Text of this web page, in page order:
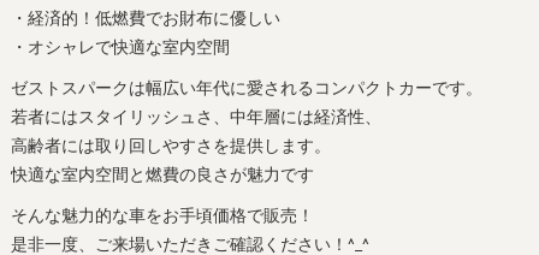
・経済的！低燃費でお財布に優しい
・オシャレで快適な室内空間
ゼストスパークは幅広い年代に愛されるコンパクトカーです。
若者にはスタイリッシュさ、中年層には経済性、
高齢者には取り回しやすさを提供します。
快適な室内空間と燃費の良さが魅力です
そんな魅力的な車をお手頃価格で販売！
是非一度、ご来場いただきご確認ください！^_^